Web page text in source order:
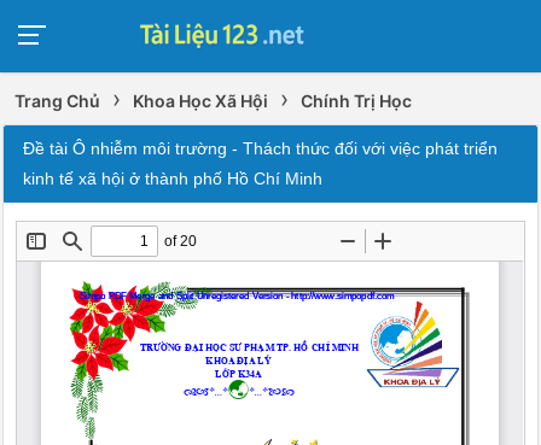
Trang Chủ › Khoa Học Xã Hội › Chính Trị Học
Đề tài Ô nhiễm môi trường - Thách thức đối với việc phát triển
kinh tế xã hội ở thành phố Hồ Chí Minh